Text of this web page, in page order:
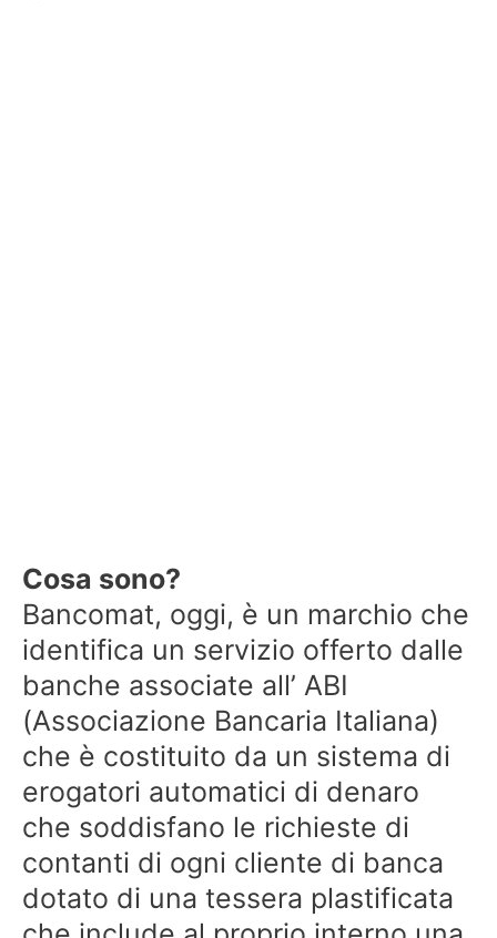
Cosa sono?
Bancomat, oggi, è un marchio che
identifica un servizio offerto dalle
banche associate all’ ABI
(Associazione Bancaria Italiana)
che è costituito da un sistema di
erogatori automatici di denaro
che soddisfano le richieste di
contanti di ogni cliente di banca
dotato di una tessera plastificata